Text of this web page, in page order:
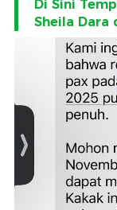
Di Sini
Sheila Dara